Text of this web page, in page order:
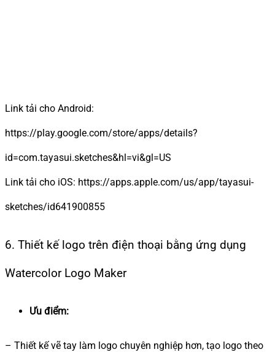
Link tải cho Android:
https://play.google.com/store/apps/details?
id=com.tayasui.sketches&hl=vi&gl=US
Link tải cho iOS: https://apps.apple.com/us/app/tayasui-
sketches/id641900855
6. Thiết kế logo trên điện thoại bằng ứng dụng
Watercolor Logo Maker
Ưu điểm:
– Thiết kế vẽ tay làm logo chuyên nghiệp hơn, tạo logo theo